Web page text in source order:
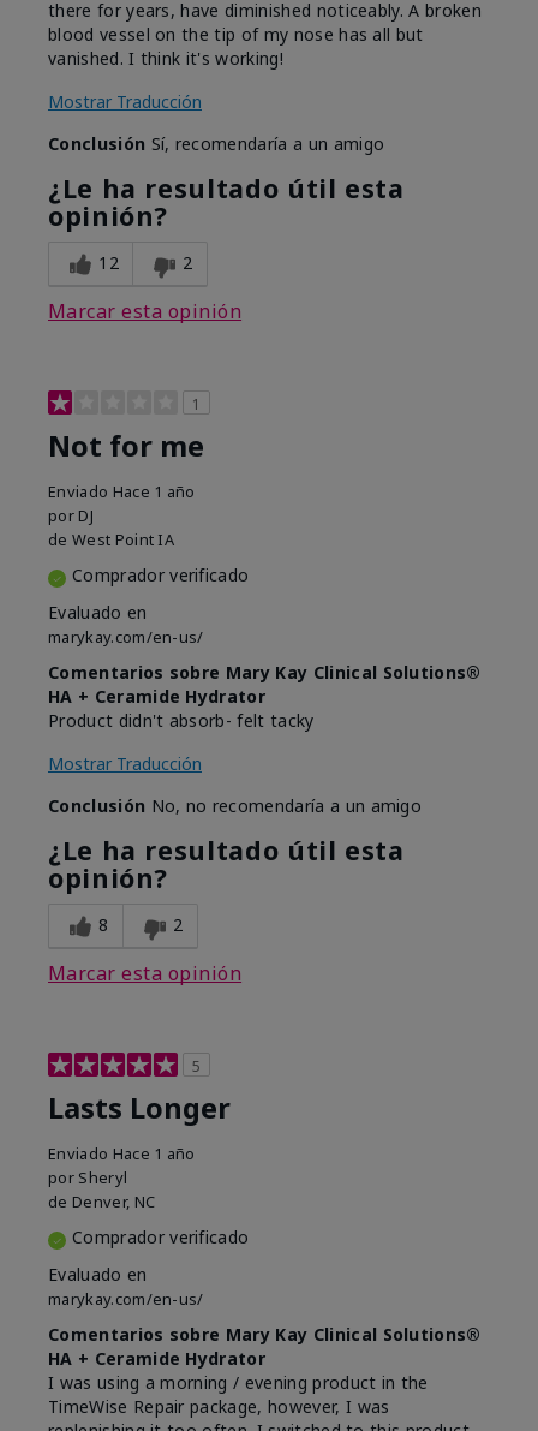
there for years, have diminished noticeably. A broken
blood vessel on the tip of my nose has all but
vanished. I think it's working!
Mostrar Traducción
Conclusión Sí, recomendaría a un amigo
¿Le ha resultado útil esta
opinión?
12 2
Marcar esta opinión
1
Not for me
Enviado Hace 1 año
por DJ
de West Point IA
Comprador verificado
Evaluado en
marykay.com/en-us/
Comentarios sobre Mary Kay Clinical Solutions®
HA + Ceramide Hydrator
Product didn't absorb- felt tacky
Mostrar Traducción
Conclusión No, no recomendaría a un amigo
¿Le ha resultado útil esta
opinión?
8 2
Marcar esta opinión
5
Lasts Longer
Enviado Hace 1 año
por Sheryl
de Denver, NC
Comprador verificado
Evaluado en
marykay.com/en-us/
Comentarios sobre Mary Kay Clinical Solutions®
HA + Ceramide Hydrator
I was using a morning / evening product in the
TimeWise Repair package, however, I was